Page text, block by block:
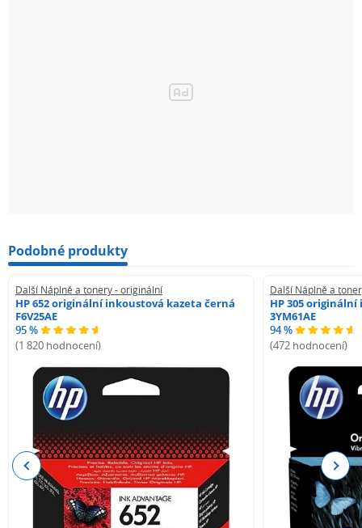
Podobné produkty
Další Náplně a tonery - originální
HP 652 originální inkoustová kazeta černá
F6V25AE
95 %
(1 820 hodnocení)
Další Náplně a
HP 305
3YM61AE
94 %
(472 hodnocení)
Previous Next